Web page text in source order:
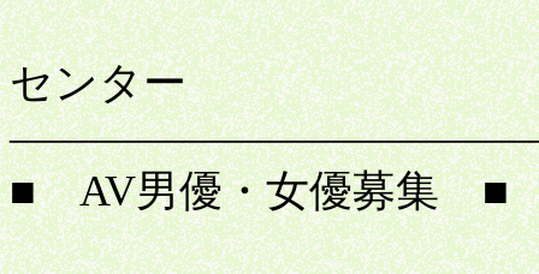
ＴＣ
センター
■ AV男優・女優募集 ■